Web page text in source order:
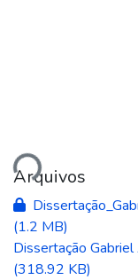
Arquivos
(1.2 MB)
Dissertação
(318.92 KB)